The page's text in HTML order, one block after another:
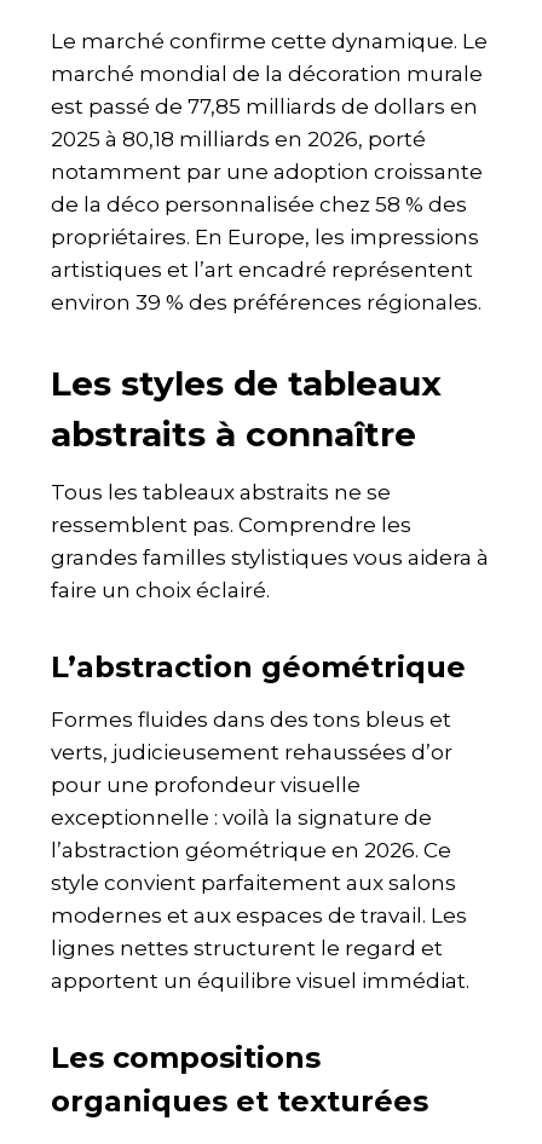
Le marché confirme cette dynamique. Le
marché mondial de la décoration murale
est passé de 77,85 milliards de dollars en
2025 à 80,18 milliards en 2026, porté
notamment par une adoption croissante
de la déco personnalisée chez 58 % des
propriétaires. En Europe, les impressions
artistiques et l’art encadré représentent
environ 39 % des préférences régionales.
Les styles de tableaux
abstraits à connaître
Tous les tableaux abstraits ne se
ressemblent pas. Comprendre les
grandes familles stylistiques vous aidera à
faire un choix éclairé.
L’abstraction géométrique
Formes fluides dans des tons bleus et
verts, judicieusement rehaussées d’or
pour une profondeur visuelle
exceptionnelle : voilà la signature de
l’abstraction géométrique en 2026. Ce
style convient parfaitement aux salons
modernes et aux espaces de travail. Les
lignes nettes structurent le regard et
apportent un équilibre visuel immédiat.
Les compositions
organiques et texturées